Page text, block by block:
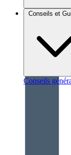
Brèves et actus
Conseils et
Conseils